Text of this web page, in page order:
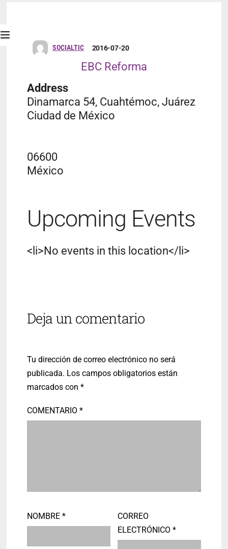
SOCIALTIC 2016-07-20
EBC Reforma
Address
Dinamarca 54, Cuahtémoc, Juárez
Ciudad de México
06600
México
Upcoming Events
<li>No events in this location</li>
Deja un comentario
Tu dirección de correo electrónico no será
publicada. Los campos obligatorios están
marcados con*
COMENTARIO*
NOMBRE*
CORREO
ELECTRÓNICO *